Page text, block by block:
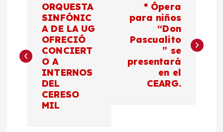
v
e
ORQUESTA
SINFÓNIC
A DE LA UG
OFRECIÓ
CONCIERT
O A
INTERNOS
DEL
CERESO
MIL
* Ópera
para niños
“Don
Pascualito
” se
presentará
en el
CEARG.